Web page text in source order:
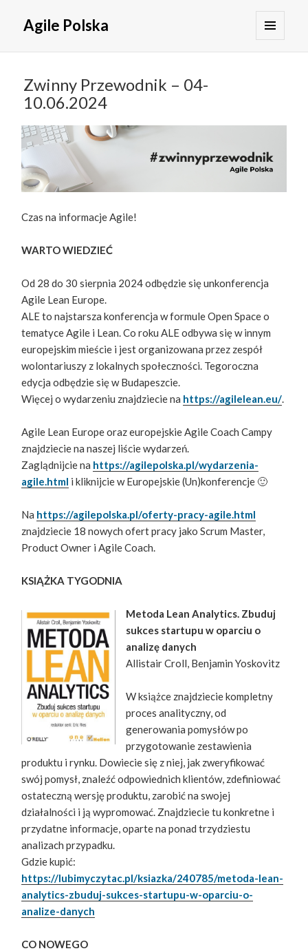
Agile Polska
Zwinny Przewodnik – 04-
10.06.2024
Czas na informacje Agile!
WARTO WIEDZIEĆ
Od 28 do 30 sierpnia 2024 odbędzie się unkonferencja
Agile Lean Europe.
ALE to najstarsza konferencja w formule Open Space o
tematyce Agile i Lean. Co roku ALE odbywa się w innym
europejskim mieście i jest organizowana przez zespół
wolontariuszy z lokalnych społeczności. Tegoroczna
edycja odbędzie się w Budapeszcie.
Więcej o wydarzeniu znajdziecie na https://agilelean.eu/
Agile Lean Europe oraz europejskie Agile Coach Campy
znajdziecie na naszej liście wydarzeń.
Zaglądnijcie na https://agilepolska.pl/wydarzenia-
agile.html i kliknijcie w Europejskie (Un)konferencje 🙂
Na https://agilepolska.pl/oferty-pracy-agile.html
znajdziecie 18 nowych ofert pracy jako Scrum Master,
Product Owner i Agile Coach.
KSIĄŻKA TYGODNIA
Metoda Lean Analytics. Zbuduj
sukces startupu w oparciu o
analizę danych
Allistair Croll, Benjamin Yoskovitz
W książce znajdziecie kompletny
proces analityczny, od
generowania pomysłów po
przygotowanie zestawienia
produktu i rynku. Dowiecie się z niej, jak zweryfikować
swój pomysł, znaleźć odpowiednich klientów, zdefiniować
ostateczną wersję produktu, zarobić na swojej
działalności i ją wypromować. Znajdziecie tu konkretne i
przydatne informacje, oparte na ponad trzydziestu
analizach przypadku.
Gdzie kupić:
https://lubimyczytac.pl/ksiazka/240785/metoda-lean-
analytics-zbuduj-sukces-startupu-w-oparciu-o-
analize-danych
CO NOWEGO